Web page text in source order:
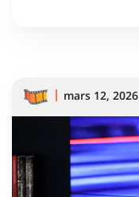
mars 12, 2026